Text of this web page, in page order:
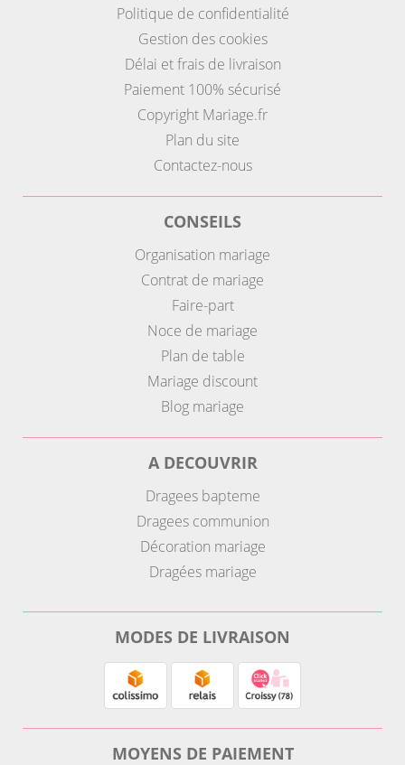
Politique de confidentialité
Gestion des cookies
Délai et frais de livraison
Paiement 100% sécurisé
Copyright Mariage.fr
Plan du site
Contactez-nous
CONSEILS
Organisation mariage
Contrat de mariage
Faire-part
Noce de mariage
Plan de table
Mariage discount
Blog mariage
A DECOUVRIR
Dragees bapteme
Dragees communion
Décoration mariage
Dragées mariage
MODES DE LIVRAISON
MOYENS DE PAIEMENT